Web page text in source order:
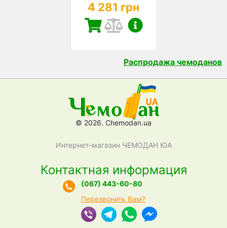
4 281 грн
Распродажа чемоданов
© 2026. Chemodan.ua
Интернет-магазин ЧЕМОДАН ЮА
Контактная информация
(067) 443-60-80
Перезвонить Вам?